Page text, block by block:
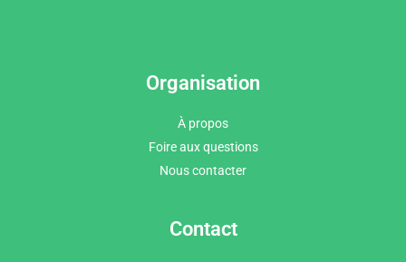
Organisation
À propos
Foire aux questions
Nous contacter
Contact